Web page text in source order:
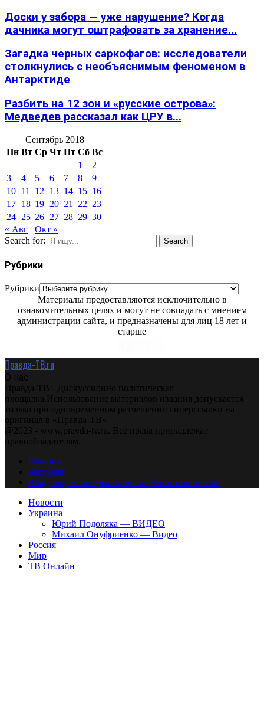
Доски у забора — уже нарушение? Когда
дачника могут оштрафовать за хранение...
Загадка черных саркофагов: исследователи
столкнулись с необъяснимым феноменом в
Антарктиде
Разбить на 12 зон и «русские острова»:
Медведев рассказал как ЦРУ в...
Сентябрь 2018
Пн Вт Ср Чт Пт Сб Вс
1
2
3
4 5 6 7 8
9
10 11 12 13 14 15 16
17 18 19 20 21 22 23
24 25 26 27 28 29 30
« Авг
Окт »
Search for:
Search
Рубрики
Рубрики
Материалы предоставляются исключительно в
ознакомительных целях и могут не совпадать с мнением
администрации сайта, и предназначены для лиц 18 лет и
старше
Правда-ТВ.ru
О нас
Правда-ТВ - Дискуссионно политическая
площадка.Использование материалов издания допускается
только при одновременном размещении гиперссылки на
оригинал в «Правда-ТВ»
@2023 - www.pravda-tv.ru. Все права принадлежат
правообладателям.
Главная
Авторам
Владельцам авторских прав. Ответственности.
Новости
Украина
Юрий Подоляка — ВИДЕО
Михаил Онуфриенко — Видео
Россия
Мир
ТВ Онлайн